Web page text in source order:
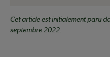
Cet article est initialement paru
septembre 2022.